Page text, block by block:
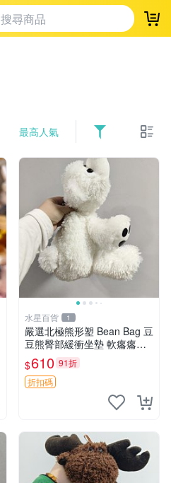
登
最高人氣
水星百貨 1
嚴選北極熊形塑 Bean Bag 豆
豆熊臀部緩衝坐墊 軟癟癟舒
壓設計 保暖又實用 適合久坐
放松 推薦居家使用 RUSS系
列 豆豆熊屁屁坐墊 3D顆粒結
$610 91折
折扣碼